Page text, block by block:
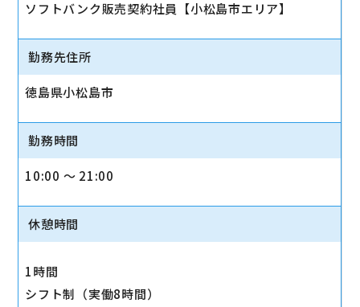
ソフトバンク販売契約社員【小松島市エリア】
勤務先住所
徳島県小松島市
勤務時間
10:00 〜 21:00
休憩時間
1時間
シフト制（実働8時間）